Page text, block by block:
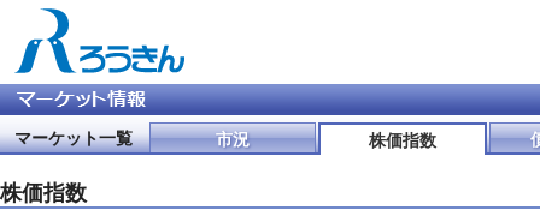
マーケット一覧 市況 株価指数
株価指数